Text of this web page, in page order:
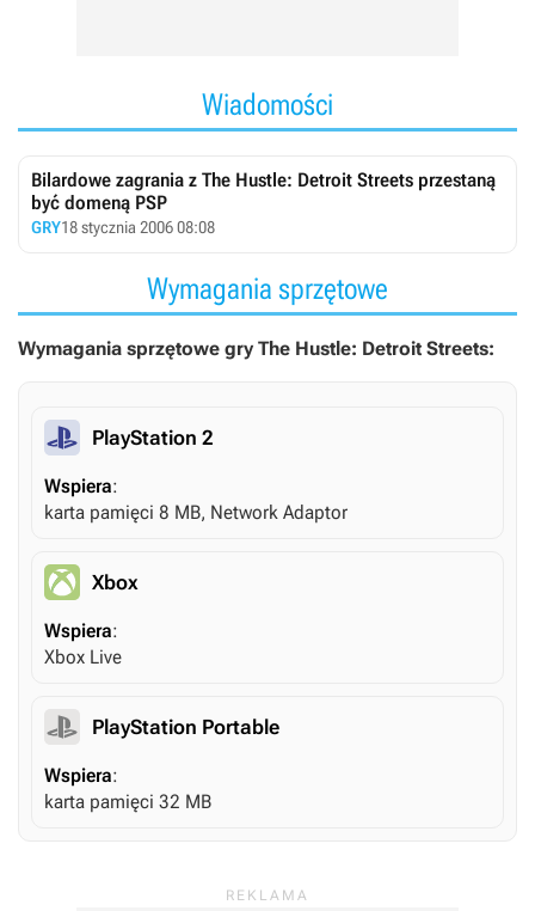
Wiadomości
Bilardowe zagrania z The Hustle: Detroit Streets przestaną
być domeną PSP
GRY18 stycznia 2006 08:08
Wymagania sprzętowe
Wymagania sprzętowe gry The Hustle: Detroit Streets:
PlayStation 2
Wspiera:
karta pamięci 8 MB, Network Adaptor
Xbox
Wspiera:
Xbox Live
PlayStation Portable
Wspiera:
karta pamięci 32 MB